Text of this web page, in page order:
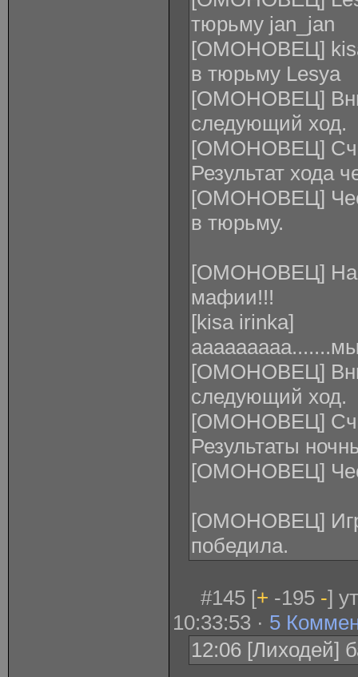
тюрьму jan_jan
[ОМОНОВЕЦ] kisa
в тюрьму Lesya
[ОМОНОВЕЦ]
следующий ход.
[ОМОНОВЕЦ]
Результат хода
[ОМОНОВЕЦ]
в тюрьму.
[ОМОНОВЕЦ]
мафии!!!
[kisa irinka]
[ОМОНОВЕЦ]
следующий ход.
[ОМОНОВЕЦ]
Результаты
[ОМОНОВЕЦ]
[ОМОНОВЕЦ]
победила.
#145 [+ -195 -]
10:33:53 · 5
12:06 [Лиходей]